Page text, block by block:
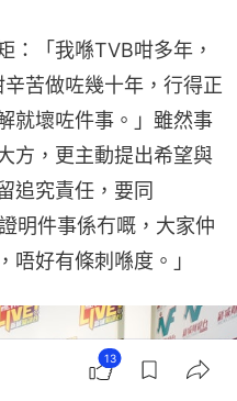
：「我喺TVB咁多年，
苦做咗幾十年，行得正
就壞咗件事。」雖然事
方，更主動提出希望與
追究責任，要同
明件事係冇嘅，大家仲
唔好有條刺喺度。」
13